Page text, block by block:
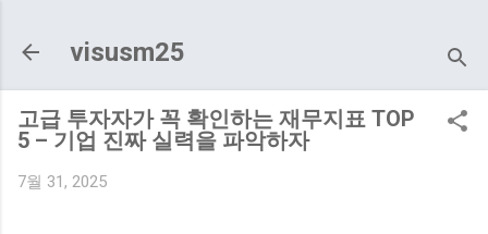
visusm25
고급 투자자가 꼭 확인하는 재무지표 TOP
5 – 기업 진짜 실력을 파악하자
7월 31, 2025